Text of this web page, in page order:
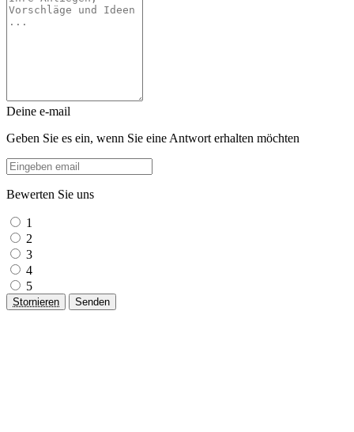
Deine e-mail
Geben Sie es ein, wenn Sie eine Antwort erhalten möchten
Bewerten Sie uns
1
2
3
4
5
Stornieren Senden